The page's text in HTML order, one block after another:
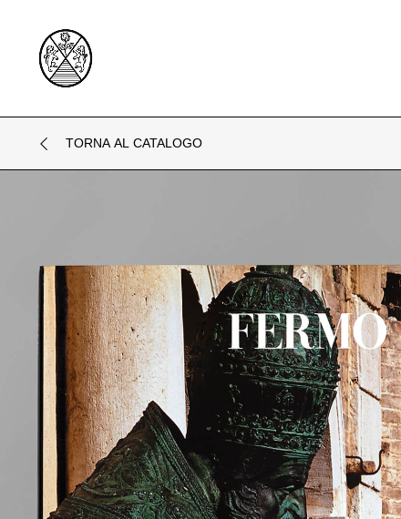
TORNA AL CATALOGO